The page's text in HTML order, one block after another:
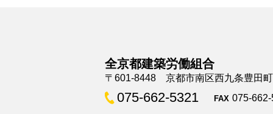
全京都建築労働組合
〒601-8448 京都市南区西九条豊田
075-662-5321 FAX 075-